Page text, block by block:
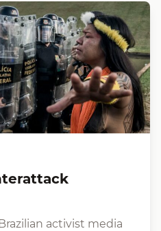
activist media